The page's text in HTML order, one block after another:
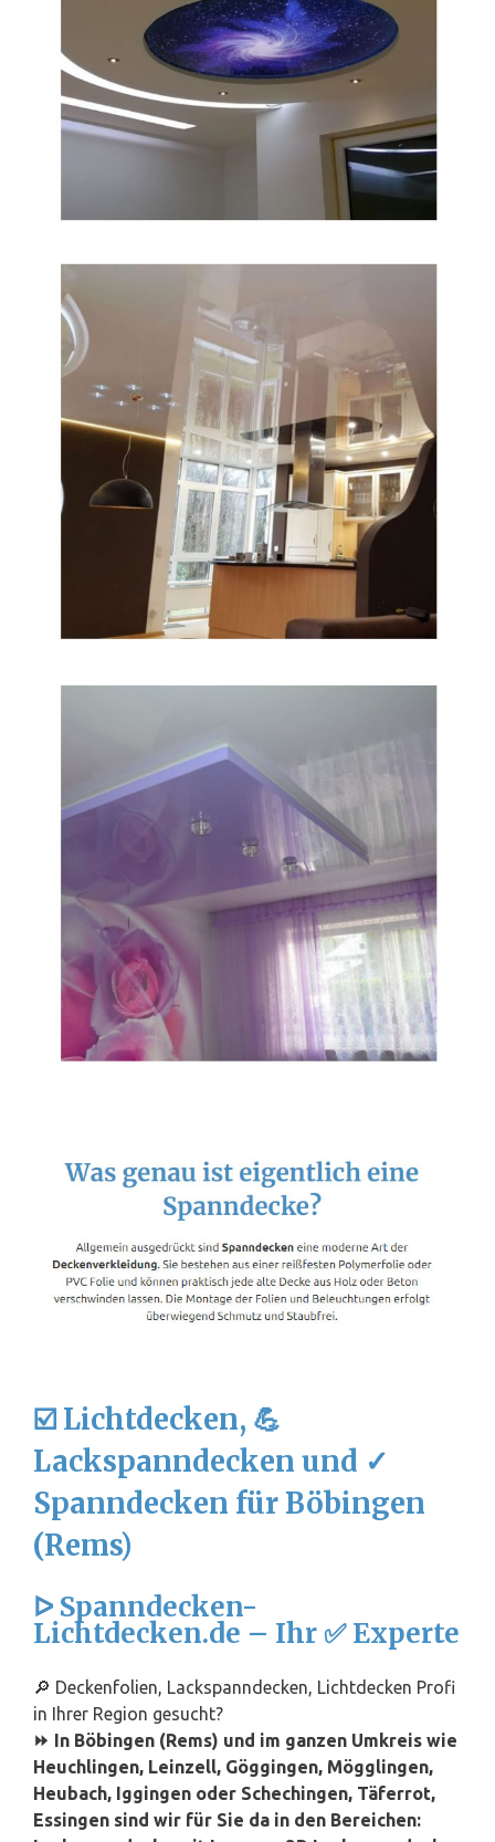
☑️ Lichtdecken, 💪
Lackspanndecken und ✓
Spanndecken für Böbingen
(Rems)
ᐅ Spanndecken-
Lichtdecken.de – Ihr ✅ Experte
🔎 Deckenfolien, Lackspanndecken, Lichtdecken Profi
in Ihrer Region gesucht?
⏩ In Böbingen (Rems) und im ganzen Umkreis wie
Heuchlingen, Leinzell, Göggingen, Mögglingen,
Heubach, Iggingen oder Schechingen, Täferrot,
Essingen sind wir für Sie da in den Bereichen: